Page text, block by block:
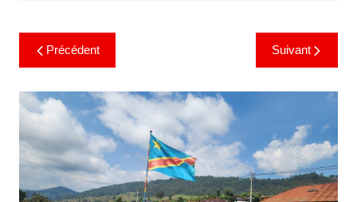
Précédent Suivant